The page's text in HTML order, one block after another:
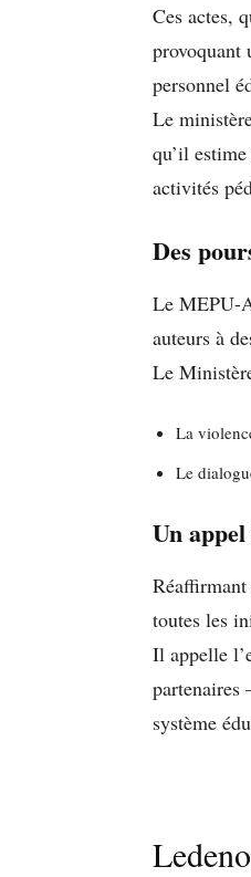
Ces actes,
provoquant
personnel
Le
qu’il
activités
Des
Le MEPU-
auteurs à
Le
La
Le
Un
toutes les
Il appelle
système